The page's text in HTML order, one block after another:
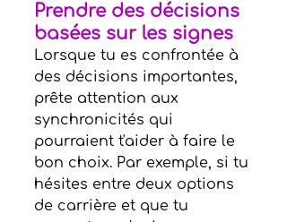
Prendre des décisions
basées sur les signes
Lorsque tu es confrontée à
des décisions importantes,
prête attention aux
synchronicités qui
pourraient t'aider à faire le
bon choix. Par exemple, si tu
hésites entre deux options
de carrière et que tu